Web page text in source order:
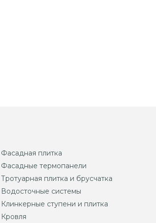
Фасадная плитка
Фасадные термопанели
Тротуарная плитка и брусчатка
Водосточные системы
Клинкерные ступени и плитка
Кровля